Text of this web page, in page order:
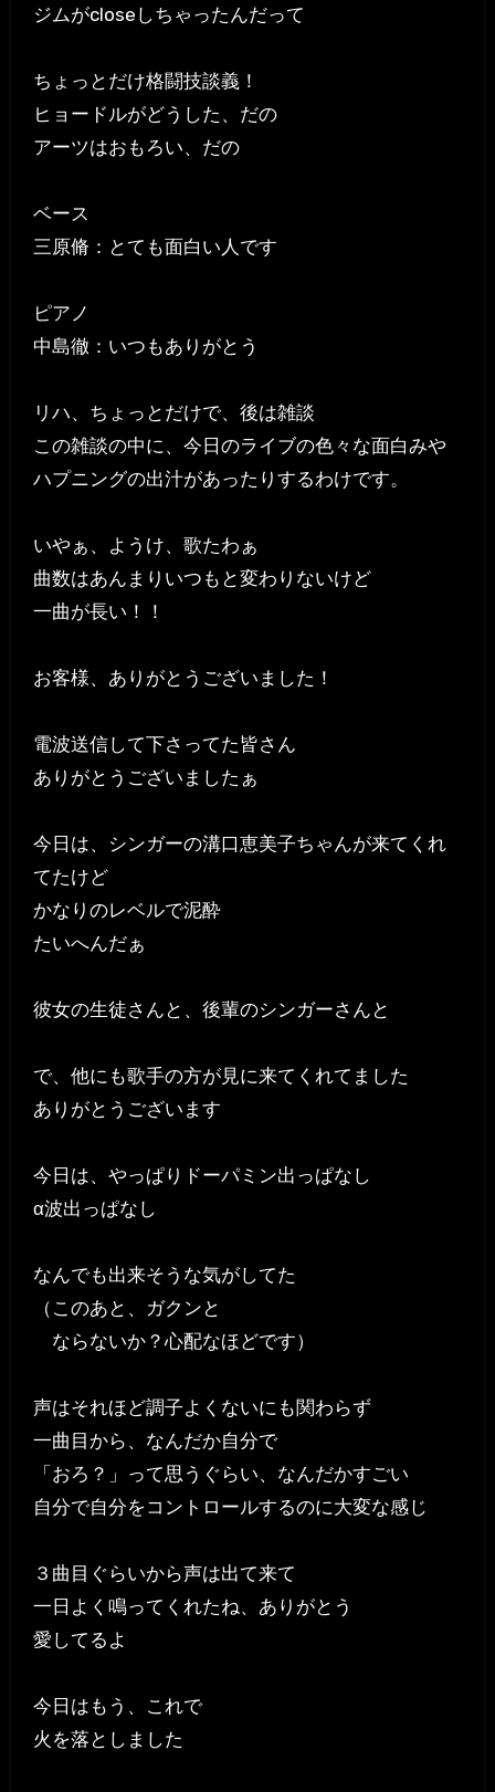
ジムがcloseしちゃったんだって
ちょっとだけ格闘技談義！
ヒョードルがどうした、だの
アーツはおもろい、だの
ベース
三原脩：とても面白い人です
ピアノ
中島徹：いつもありがとう
リハ、ちょっとだけで、後は雑談
この雑談の中に、今日のライブの色々な面白みや
ハプニングの出汁があったりするわけです。
いやぁ、ようけ、歌たわぁ
曲数はあんまりいつもと変わりないけど
一曲が長い！！
お客様、ありがとうございました！
電波送信して下さってた皆さん
ありがとうございましたぁ
今日は、シンガーの溝口恵美子ちゃんが来てくれ
てたけど
かなりのレベルで泥酔
たいへんだぁ
彼女の生徒さんと、後輩のシンガーさんと
で、他にも歌手の方が見に来てくれてました
ありがとうございます
今日は、やっぱりドーパミン出っぱなし
α波出っぱなし
なんでも出来そうな気がしてた
（このあと、ガクンと
ならないか？心配なほどです）
声はそれほど調子よくないにも関わらず
一曲目から、なんだか自分で
「おろ？」って思うぐらい、なんだかすごい
自分で自分をコントロールするのに大変な感じ
３曲目ぐらいから声は出て来て
一日よく鳴ってくれたね、ありがとう
愛してるよ
今日はもう、これで
火を落としました